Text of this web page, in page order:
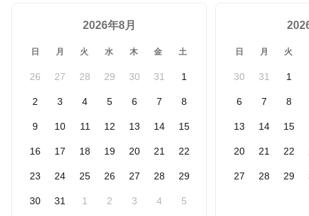
2026年8月
日 月 火 水 木 金 土
26 27 28 29 30 31 1
2 3 4 5 6 7 8
9 10 11 12 13 14 15
16 17 18 19 20 21 22
23 24 25 26 27 28 29
30 31 1 2 3 4 5
日 月 火
30 31 1
6 7 8
13 14 15
20 21 22
27 28 29